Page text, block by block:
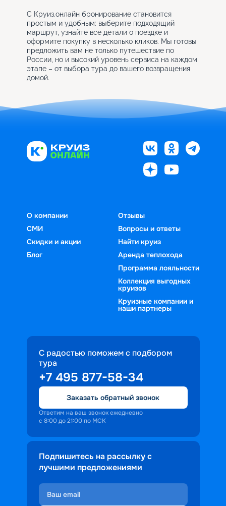
С Круиз.онлайн бронирование становится
простым и удобным: выберите подходящий
маршрут, узнайте все детали о поездке и
оформите покупку в несколько кликов. Мы готовы
предложить вам не только путешествие по
России, но и высокий уровень сервиса на каждом
этапе – от выбора тура до вашего возвращения
домой.
О компании
СМИ
Скидки и акции
Блог
Отзывы
Вопросы и ответы
Найти круиз
Аренда теплохода
Программа лояльности
Коллекция выгодных
круизов
Круизные компании и
наши партнеры
С радостью поможем с подбором
тура
+7 495 877-58-34
Заказать обратный звонок
Ответим на ваш звонок ежедневно
с 8:00 до 21:00 по МСК
Подпишитесь на рассылку с
лучшими предложениями